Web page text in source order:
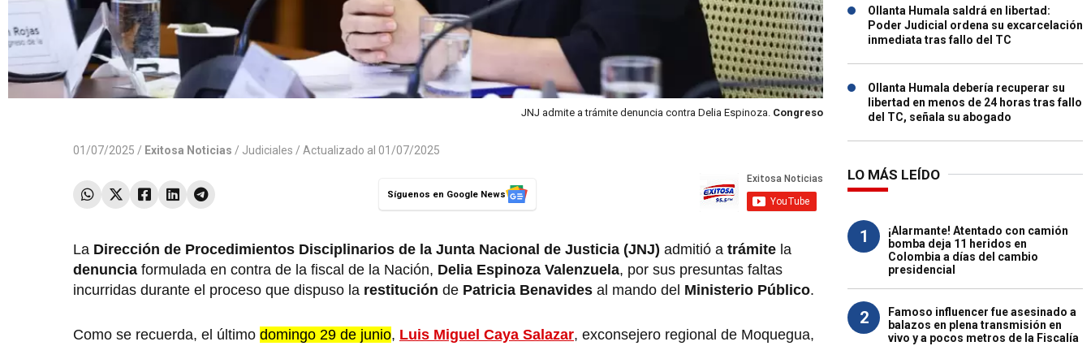
JNJ admite a trámite denuncia contra Delia Espinoza. Congreso
01/07/2025 / Exitosa Noticias / Judiciales / Actualizado al 01/07/2025
Síguenos en Google News
La Dirección de Procedimientos Disciplinarios de la Junta Nacional de Justicia (JNJ) admitió a trámite la
denuncia formulada en contra de la fiscal de la Nación, Delia Espinoza Valenzuela, por sus presuntas faltas
incurridas durante el proceso que dispuso la restitución de Patricia Benavides al mando del Ministerio Público.
Como se recuerda, el último domingo 29 de junio, Luis Miguel Caya Salazar, exconsejero regional de Moquegua,
Ollanta Humala saldrá en libertad:
Poder Judicial ordena su excarcelación
inmediata tras fallo del TC
Ollanta Humala debería recuperar su
libertad en menos de 24 horas tras fallo
del TC, señala su abogado
LO MÁS LEÍDO
1
¡Alarmante! Atentado con camión
bomba deja 11 heridos en
Colombia a días del cambio
presidencial
2
Famoso influencer fue asesinado a
balazos en plena transmisión en
vivo y a pocos metros de la Fiscalía